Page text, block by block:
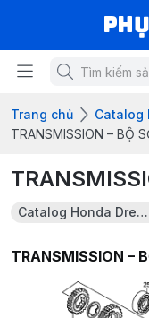
Trang chủ
Catalog
TRANSMISSION – BỘ
Catalog Honda Dream C100
TRANSMISSION –